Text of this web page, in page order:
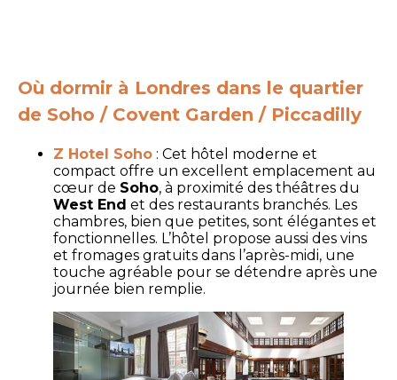
Où dormir à Londres dans le quartier
de Soho / Covent Garden / Piccadilly
Z Hotel Soho : Cet hôtel moderne et
compact offre un excellent emplacement au
cœur de Soho, à proximité des théâtres du
West End et des restaurants branchés. Les
chambres, bien que petites, sont élégantes et
fonctionnelles. L’hôtel propose aussi des vins
et fromages gratuits dans l’après-midi, une
touche agréable pour se détendre après une
journée bien remplie.